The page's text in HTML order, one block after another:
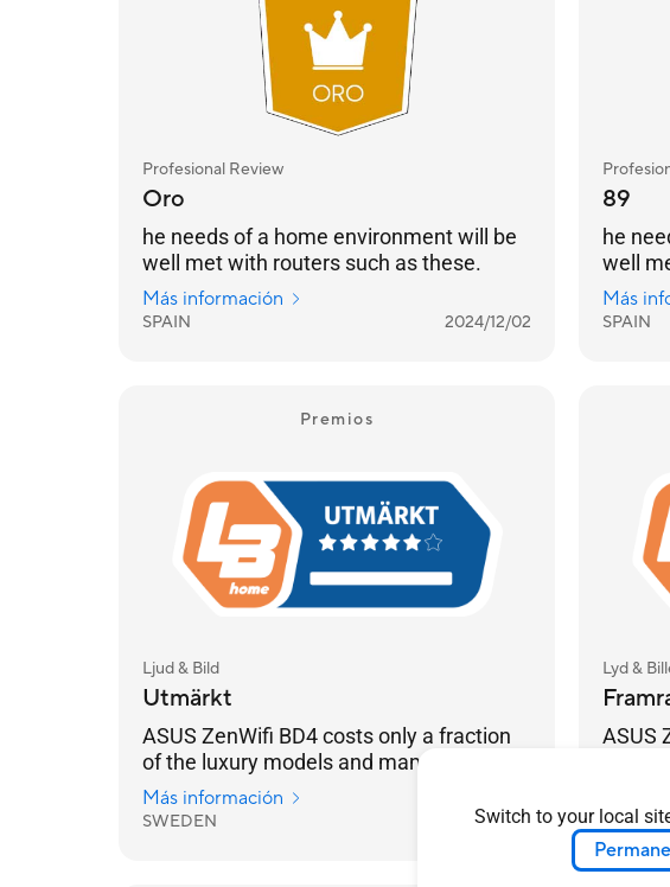
Switch to your local
Profesional Review
Oro
he needs of a home environment will be
well met with routers such as these.
Más información
SPAIN 2024/12/02
89
he
well
Más
SPAIN
Premios
Ljud & Bild
Utmärkt
ASUS ZenWifi BD4 costs only a fraction
of the luxury models and many won't be
able to tell any difference
Más información
SWEDEN 2025/04/28
Lyd &
ASUS